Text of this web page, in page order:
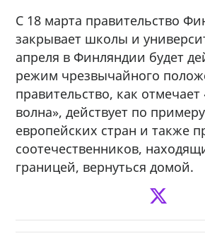
С 18 марта правительство
закрывает школы и
апреля в Финляндии будет
режим чрезвычайного
правительство, как
волна», действует по
европейских стран и также
соотечественников,
границей, вернуться домой.